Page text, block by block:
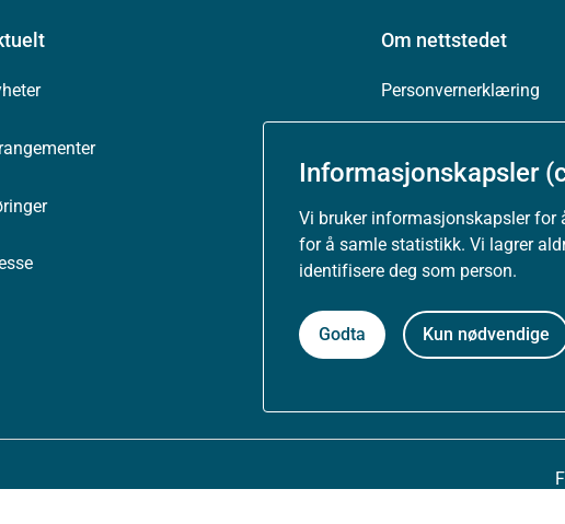
Informasjonskapsler
Vi bruker informasjonskapsler for
for å samle statistikk. Vi lagrer
identifisere deg som person.
Godta Kun nødvendige
Om nettstedet
Personvernerklæring
Besøksstatistikk og
Nyhetsvarsel og
Åpne data (API)